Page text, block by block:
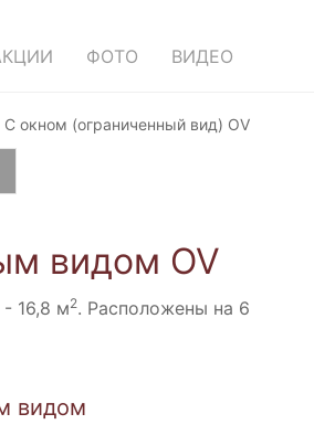
ФОТО ВИДЕО
С окном (ограниченный вид) OV
видом OV
16,8 м2. Расположены на 6
видом